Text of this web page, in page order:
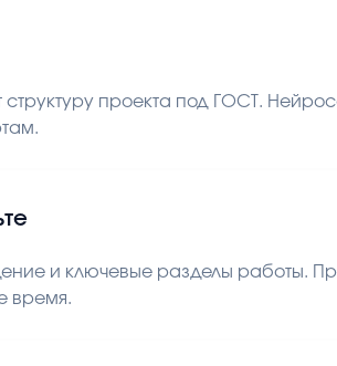
проекта под ГОСТ.
и ключевые разделы работы.
время.